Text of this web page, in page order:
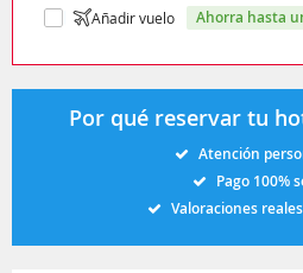
Añadir vuelo ahorra hasta
Por qué reservar tu
Atención
Pago 100%
Valoraciones